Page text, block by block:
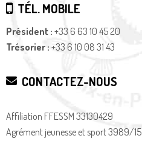
TÉL. MOBILE
Président : +33 6 63 10 45 20
Trésorier : +33 6 10 08 31 43
CONTACTEZ-NOUS
Affiliation FFESSM 33130429
Agrément jeunesse et sport 3989/15